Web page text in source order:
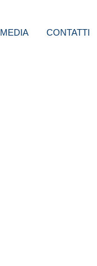
MEDIA CONTATTI